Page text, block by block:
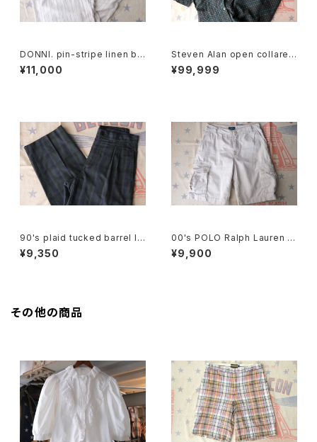
DONNI. pin-stripe linen bl
end easy Pants
¥11,000
Steven Alan open collared
Jumpsuit "green"
¥99,999
90's plaid tucked barrel le
g Pants
¥9,350
00's POLO Ralph Lauren b
eige cargo chino Shorts
¥9,900
その他の商品